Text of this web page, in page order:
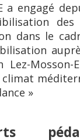
a engagé
dans le
Lez-Mosson-
climat
»